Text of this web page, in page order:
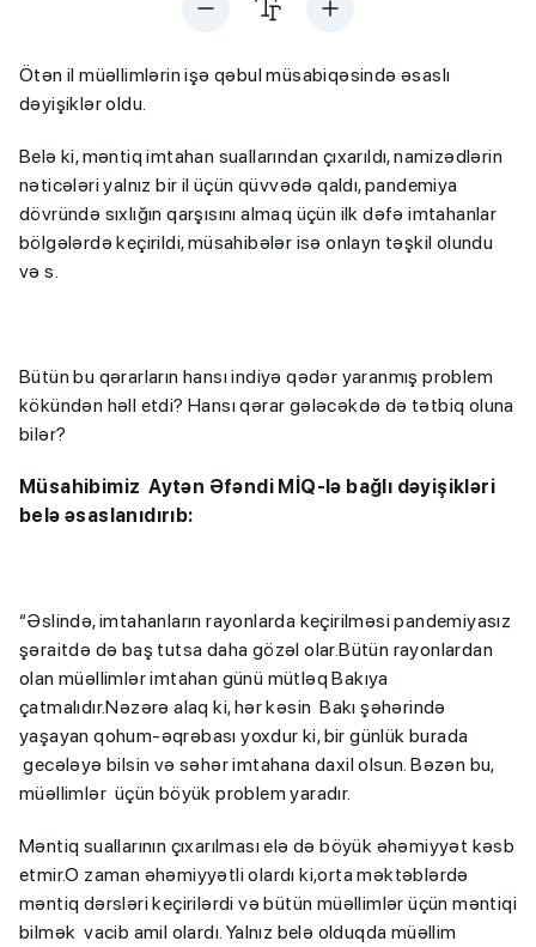
Ötən il müəllimlərin işə qəbul müsabiqəsində əsaslı
dəyişiklər oldu.
Belə ki, məntiq imtahan suallarından çıxarıldı, namizədlərin
nəticələri yalnız bir il üçün qüvvədə qaldı, pandemiya
dövründə sıxlığın qarşısını almaq üçün ilk dəfə imtahanlar
bölgələrdə keçirildi, müsahibələr isə onlayn təşkil olundu
və s.
Bütün bu qərarların hansı indiyə qədər yaranmış problem
kökündən həll etdi? Hansı qərar gələcəkdə də tətbiq oluna
bilər?
Müsahibimiz Aytən Əfəndi MİQ-lə bağlı dəyişikləri
belə əsaslanıdırıb:
“Əslində, imtahanların rayonlarda keçirilməsi pandemiyasız
şəraitdə də baş tutsa daha gözəl olar.Bütün rayonlardan
olan müəllimlər imtahan günü mütləq Bakıya
çatmalıdır.Nəzərə alaq ki, hər kəsin Bakı şəhərində
yaşayan qohum-əqrəbası yoxdur ki, bir günlük burada
gecələyə bilsin və səhər imtahana daxil olsun. Bəzən bu,
müəllimlər üçün böyük problem yaradır.
Məntiq suallarının çıxarılması elə də böyük əhəmiyyət kəsb
etmir.O zaman əhəmiyyətli olardı ki,orta məktəblərdə
məntiq dərsləri keçirilərdi və bütün müəllimlər üçün məntiqi
bilmək vacib amil olardı. Yalnız belə olduqda müəllim